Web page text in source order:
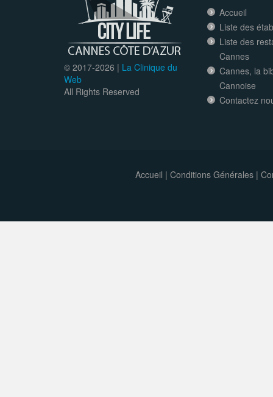
© 2017-2026 | La Clinique du
Web
All Rights Reserved
Accueil
Liste des
Liste des
Cannes
Cannes, la
Cannoise
Contactez
Accueil | Conditions Générales|